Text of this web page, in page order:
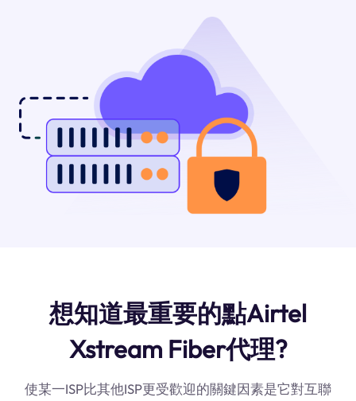
想知道最重要的點Airtel
Xstream Fiber代理?
使某一ISP比其他ISP更受歡迎的關鍵因素是它對互聯